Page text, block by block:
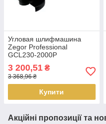
Угловая шлифмашина
Zegor Professional
GCL230-2000P
3 200,51 ₴
3 368,96 ₴
Купити
Акційні пропозиції та